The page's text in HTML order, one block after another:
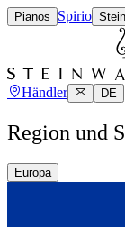
Pianos Spirio
Händler DE
Region und
Europa